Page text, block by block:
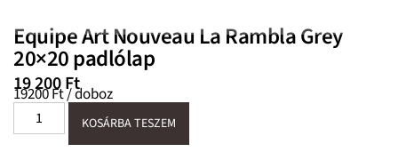
Equipe Art Nouveau La Rambla Grey
20×20 padlólap
19 200Ft
19200 Ft / doboz
KOSÁRBA TESZEM